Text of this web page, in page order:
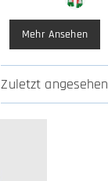
Mehr Ansehen
Zuletzt angesehen